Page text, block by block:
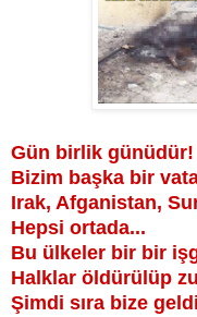
Gün birlik günüdür!
Bizim başka bir
Irak, Afganistan,
Hepsi ortada...
Bu ülkeler bir bir
Halklar öldürülüp
Şimdi sıra bize